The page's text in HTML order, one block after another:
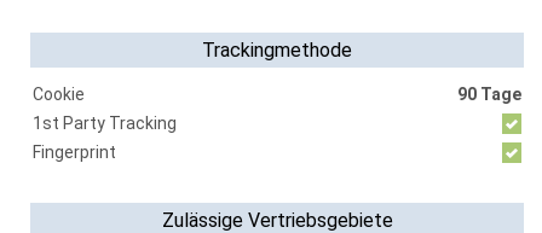
Trackingmethode
Cookie
90 Tage
1st Party Tracking
Fingerprint
Zulässige Vertriebsgebiete